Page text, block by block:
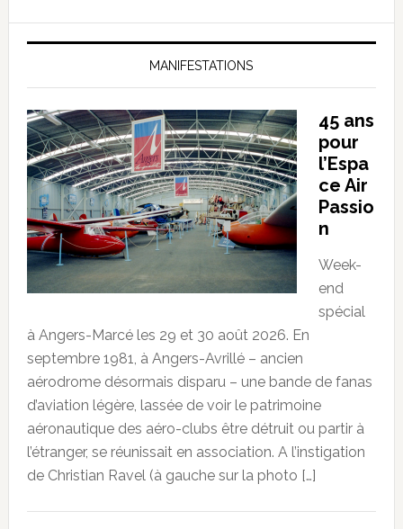
MANIFESTATIONS
45 ans
pour
l’Espa
ce Air
Passio
n
Week-
end
spécial
à Angers-Marcé les 29 et 30 août 2026. En
septembre 1981, à Angers-Avrillé – ancien
aérodrome désormais disparu – une bande de fanas
d’aviation légère, lassée de voir le patrimoine
aéronautique des aéro-clubs être détruit ou partir à
l’étranger, se réunissait en association. A l’instigation
de Christian Ravel (à gauche sur la photo […]